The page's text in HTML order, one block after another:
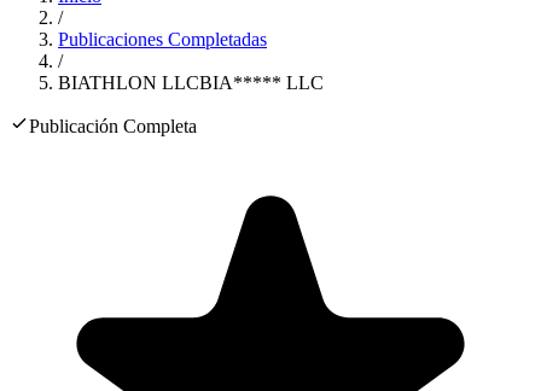
/
Publicaciones Completadas
/
BIATHLON LLCBIA***** LLC
Publicación Completa